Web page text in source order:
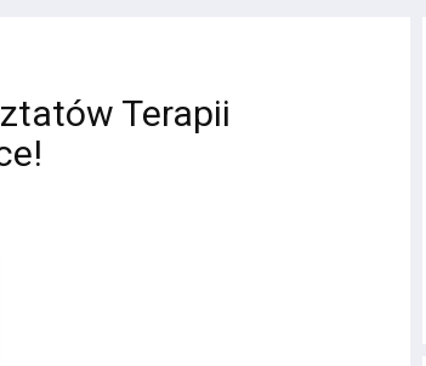
Terapii